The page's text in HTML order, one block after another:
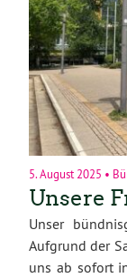
5. August 2025 •
Unsere
Unser
Aufgrund der
uns ab sofort